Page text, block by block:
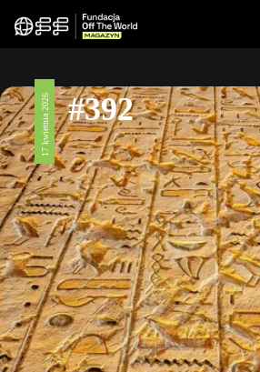
17 kwietnia 2026 #392